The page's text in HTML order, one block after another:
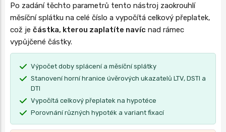
Po zadání těchto parametrů tento nástroj zaokrouhlí
měsíční splátku na celé číslo a vypočítá celkový přeplatek,
což je částka, kterou zaplatíte navíc nad rámec
vypůjčené částky.
Výpočet doby splácení a měsíční splátky
Stanovení horní hranice úvěrových ukazatelů LTV, DSTI a
DTI
Vypočítá celkový přeplatek na hypotéce
Porovnání různých hypoték a variant fixací